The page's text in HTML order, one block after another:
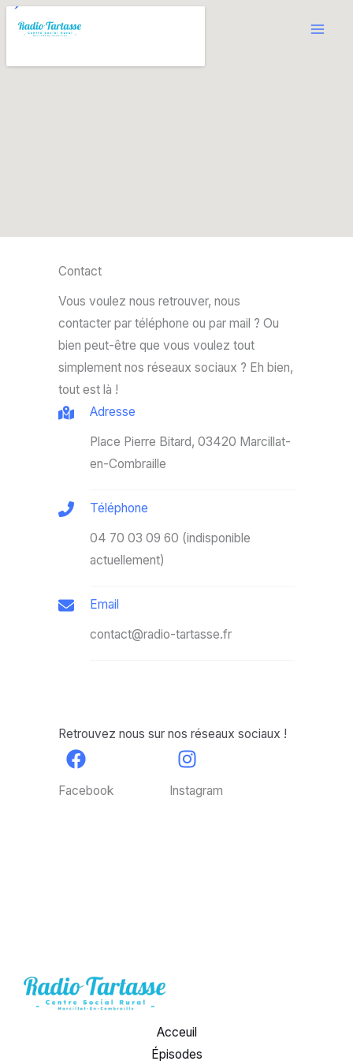
Aller
Contact
Vous voulez nous retrouver, nous
contacter par téléphone ou par mail ? Ou
bien peut-être que vous voulez tout
simplement nos réseaux sociaux ? Eh bien,
tout est là !
Adresse
Place Pierre Bitard, 03420 Marcillat-
en-Combraille
Téléphone
04 70 03 09 60 (indisponible
actuellement)
Email
contact@radio-tartasse.fr
Retrouvez nous sur nos réseaux sociaux !
Facebook Instagram
Acceuil
Épisodes